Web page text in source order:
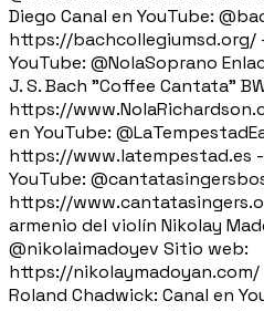
Diego Canal en YouTube:
https://bachcollegiumsd.org/
YouTube: @NolaSoprano
J. S. Bach "Coffee Cantata"
https://
en YouTube:
https://www.latempestad.es
YouTube:
https://
armenio del violín Nikolay
@nikolaimadoyev Sitio web:
https://
Roland Chadwick: Canal en